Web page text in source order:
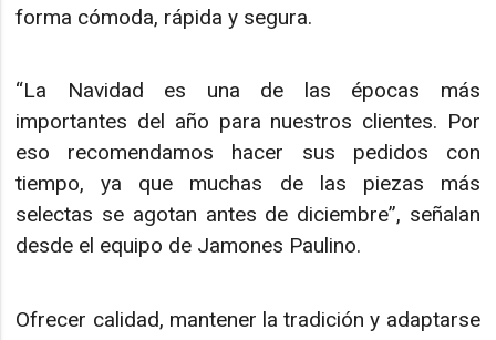
forma cómoda, rápida y segura.
“La Navidad es una de las épocas más
importantes del año para nuestros clientes. Por
eso recomendamos hacer sus pedidos con
tiempo, ya que muchas de las piezas más
selectas se agotan antes de diciembre”, señalan
desde el equipo de Jamones Paulino.
Ofrecer calidad, mantener la tradición y adaptarse